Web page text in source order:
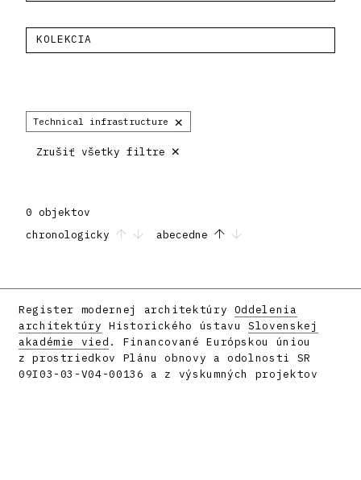
KOLEKCIA
Technical infrastructure ×
Zrušiť všetky filtre ×
0 objektov
chronologicky
abecedne
Register modernej architektúry Oddelenia
architektúry Historického ústavuSlovenskej
akadémie vied . Financované Európskou úniou
z prostriedkov Plánu obnovy a odolnosti SR
09I03-03-V04-00136 a z výskumných projektov